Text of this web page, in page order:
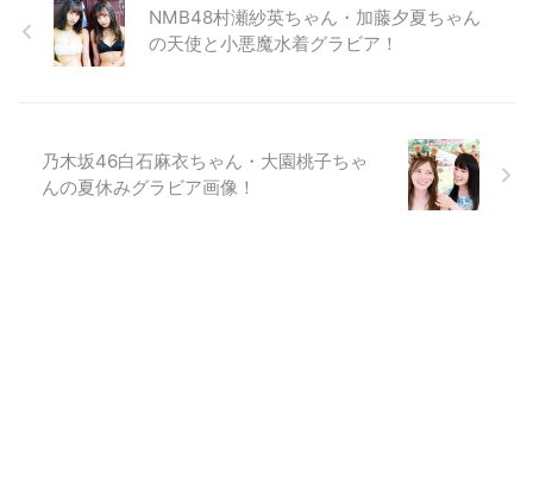
NMB48村瀬紗英ちゃん・加藤夕夏ちゃん
の天使と小悪魔水着グラビア！
乃木坂46白石麻衣ちゃん・大園桃子ちゃ
んの夏休みグラビア画像！